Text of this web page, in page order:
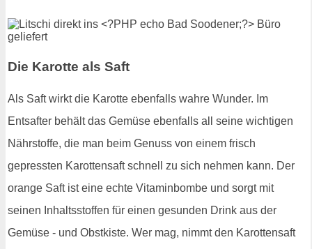
Die Karotte als Saft
Als Saft wirkt die Karotte ebenfalls wahre Wunder. Im
Entsafter behält das Gemüse ebenfalls all seine wichtigen
Nährstoffe, die man beim Genuss von einem frisch
gepressten Karottensaft schnell zu sich nehmen kann. Der
orange Saft ist eine echte Vitaminbombe und sorgt mit
seinen Inhaltsstoffen für einen gesunden Drink aus der
Gemüse - und Obstkiste. Wer mag, nimmt den Karottensaft